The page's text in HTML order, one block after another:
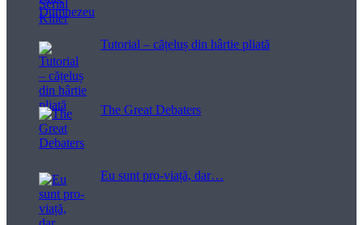
Tutorial – cățeluș din hârtie pliată
The Great Debaters
Eu sunt pro-viață, dar…